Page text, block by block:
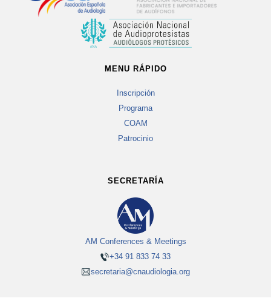
MENU RÁPIDO
Inscripción
Programa
COAM
Patrocinio
SECRETARÍA
AM Conferences & Meetings
+34 91 833 74 33
secretaria@cnaudiologia.org